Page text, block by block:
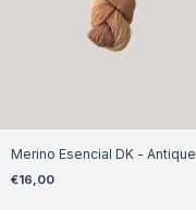
Merino Esencial DK - Antique
€16,00